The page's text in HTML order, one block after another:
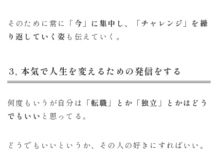
そのために常に 「今」に集中し、「チャレンジ」を繰
り返していく姿 も伝えていく。
3, 本気で人生を変えるための発信をする
何度もいうが自分は 「転職」とか「独立」とかはどう
でもいい と思ってる。
どうでもいいというか、その人の好きにすればいい。